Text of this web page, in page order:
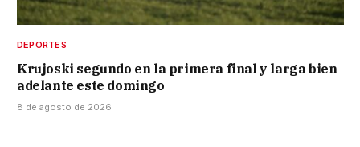
DEPORTES
Krujoski segundo en la primera final y larga bien
adelante este domingo
8 de agosto de 2026